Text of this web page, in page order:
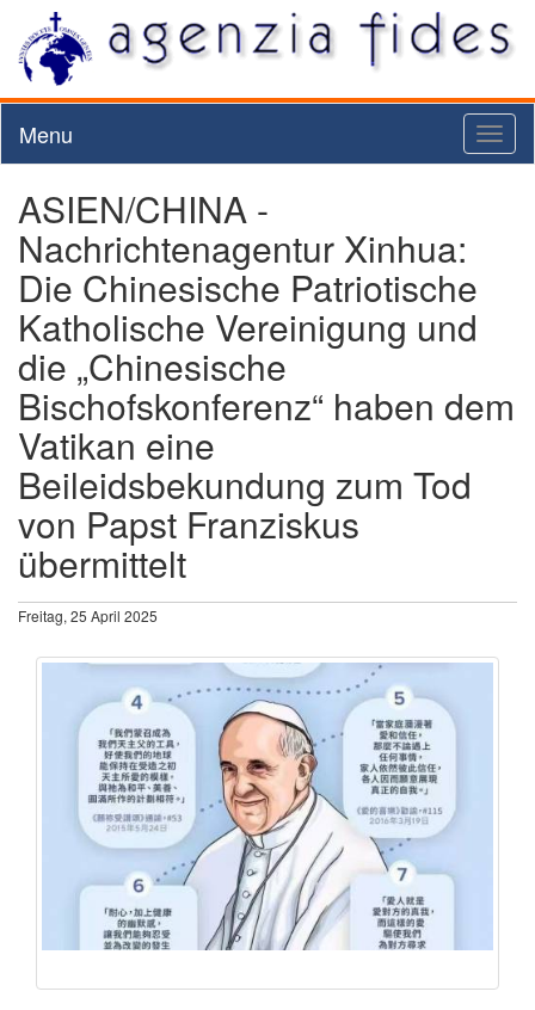
Menu
ASIEN/CHINA -
Nachrichtenagentur Xinhua:
Die Chinesische Patriotische
Katholische Vereinigung und
die „Chinesische
Bischofskonferenz“ haben dem
Vatikan eine
Beileidsbekundung zum Tod
von Papst Franziskus
übermittelt
Freitag, 25 April 2025